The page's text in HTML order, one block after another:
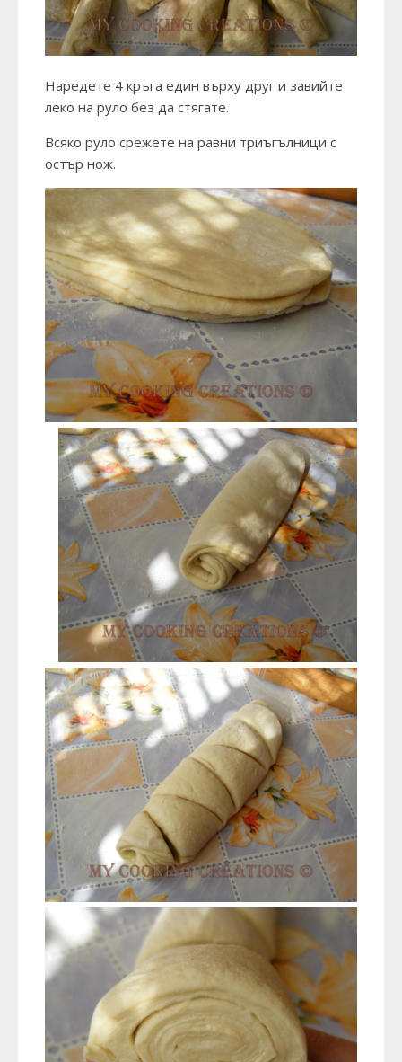
Наредете 4 кръга един върху друг и завийте
леко на руло без да стягате.
Всяко руло срежете на равни триъгълници с
остър нож.